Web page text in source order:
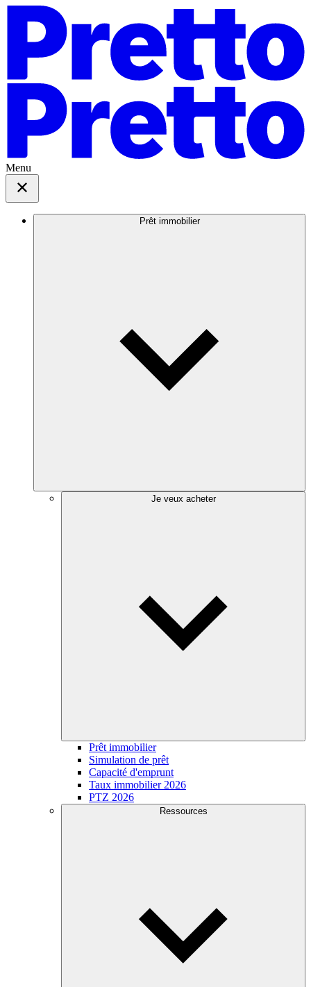
Menu
Prêt immobilier
Je veux acheter
Prêt immobilier
Simulation de prêt
Capacité d'emprunt
Taux immobilier 2026
PTZ 2026
Ressources